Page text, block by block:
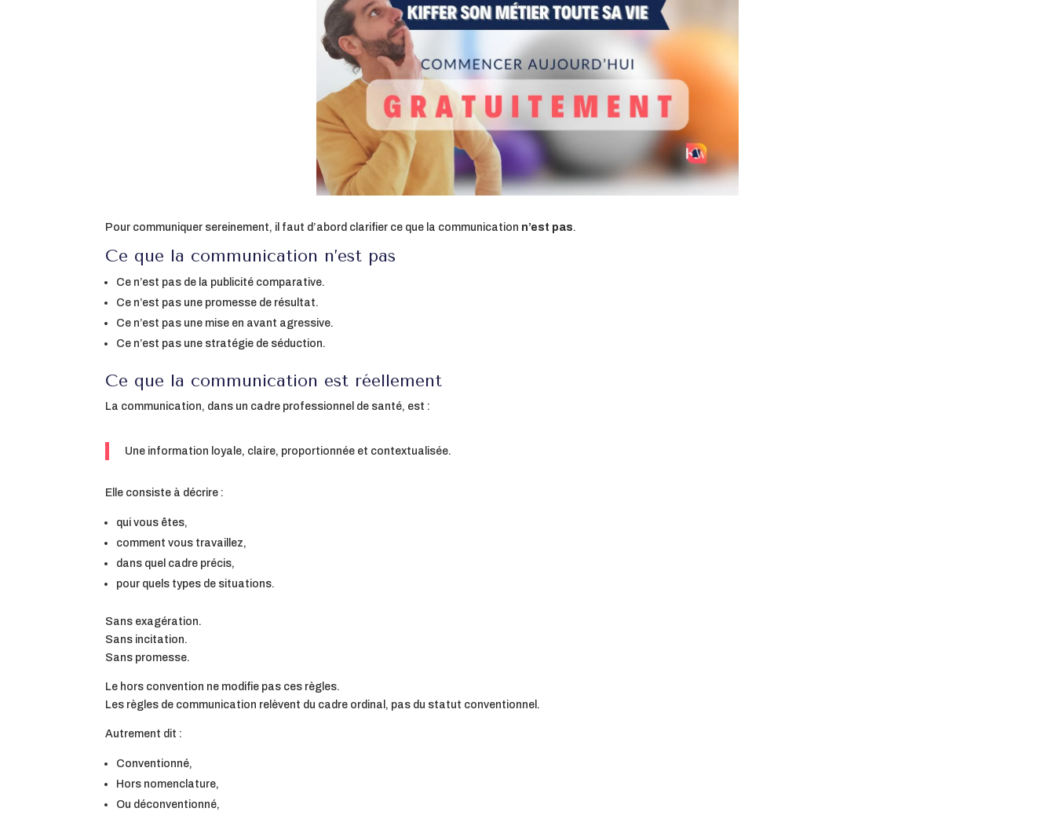
Pour communiquer sereinement, il faut d’abord clarifier ce que la communication n’est pas.
Ce que la communication n’est pas
Ce n’est pas de la publicité comparative.
Ce n’est pas une promesse de résultat.
Ce n’est pas une mise en avant agressive.
Ce n’est pas une stratégie de séduction.
Ce que la communication est réellement
La communication, dans un cadre professionnel de santé, est :
Une information loyale, claire, proportionnée et contextualisée.
Elle consiste à décrire :
qui vous êtes,
comment vous travaillez,
dans quel cadre précis,
pour quels types de situations.
Sans exagération.
Sans incitation.
Sans promesse.
Le hors convention ne modifie pas ces règles.
Les règles de communication relèvent du cadre ordinal, pas du statut conventionnel.
Autrement dit :
Conventionné,
Hors nomenclature,
Ou déconventionné,